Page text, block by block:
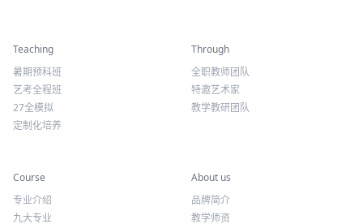
Teaching
暑期预科班
艺考全程班
27全模拟
定制化培养
Through
全职教师团队
特邀艺术家
教学教研团队
Course
专业介绍
九大专业
About us
品牌简介
教学师资